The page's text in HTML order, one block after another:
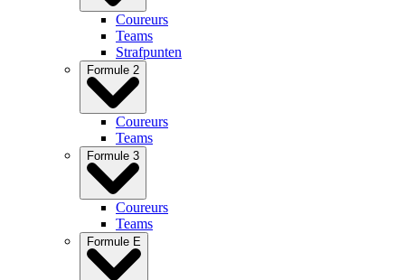
Coureurs
Teams
Strafpunten
Formule 2
Coureurs
Teams
Formule 3
Coureurs
Teams
Formule E